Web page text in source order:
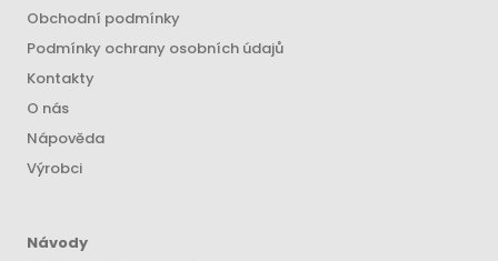
Obchodní podmínky
Podmínky ochrany osobních údajů
Kontakty
O nás
Nápověda
Výrobci
Návody